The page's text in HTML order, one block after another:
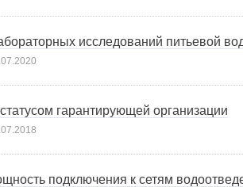
исследований питьевой
гарантирующей организации
подключения к сетям